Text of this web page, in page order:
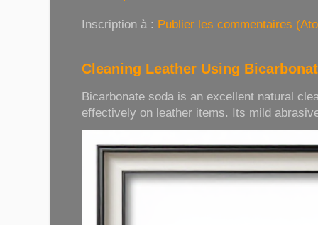
Inscription à : Publier les commentaires
Cleaning Leather Using
Bicarbonate soda is an excellent natural
effectively on leather items. Its mild